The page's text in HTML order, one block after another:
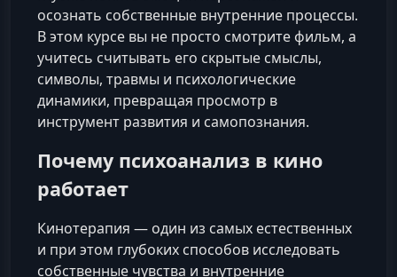
осознать собственные внутренние процессы.
В этом курсе вы не просто смотрите фильм, а
учитесь считывать его скрытые смыслы,
символы, травмы и психологические
динамики, превращая просмотр в
инструмент развития и самопознания.
Почему психоанализ в кино
работает
Кинотерапия — один из самых естественных
и при этом глубоких способов исследовать
собственные чувства и внутренние